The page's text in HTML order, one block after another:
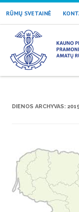
RŪMŲ SVETAINĖ
DIENOS ARCHYVAS: